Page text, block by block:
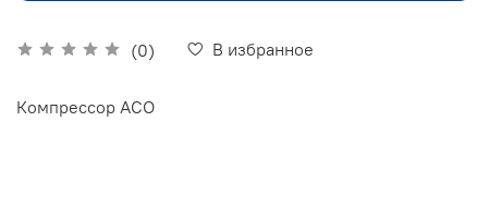
(0) В избранное
Компрессор АСО